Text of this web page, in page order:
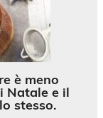
è meno
Natale e il
stesso.